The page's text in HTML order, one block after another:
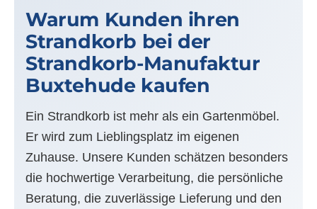
Warum Kunden ihren
Strandkorb bei der
Strandkorb-Manufaktur
Buxtehude kaufen
Ein Strandkorb ist mehr als ein Gartenmöbel.
Er wird zum Lieblingsplatz im eigenen
Zuhause. Unsere Kunden schätzen besonders
die hochwertige Verarbeitung, die persönliche
Beratung, die zuverlässige Lieferung und den